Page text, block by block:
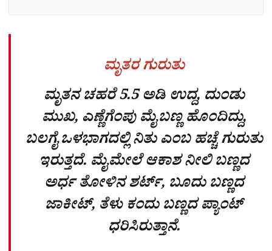
ಮೃತರ ಗುರುತು
ಮೃತನ ಚಹರೆ 5.5 ಅಡಿ ಉದ್ದ, ದುಂಡು
ಮುಖ, ಎಣ್ಣೆಗೆಂಪು ಮೈಬಣ್ಣ ಹೊಂದಿದ್ದು,
ಬಲಗೈ ಒಳಭಾಗದಲ್ಲಿ ನಿತು ಎಂಬ ಹಚ್ಚೆ ಗುರುತು
ಇರುತ್ತದೆ. ಮೈಮೇಲೆ ಆಕಾಶ ನೀಲಿ ಬಣ್ಣದ
ಅರ್ಧ ತೋಳಿನ ಶರ್ಟ್, ಬೂದು ಬಣ್ಣದ
ಜಾಕೀಟ್, ತೆಳು ಕಂದು ಬಣ್ಣದ ಪ್ಯಾಂಟ್
ಧರಿಸಿರುತ್ತಾನೆ.